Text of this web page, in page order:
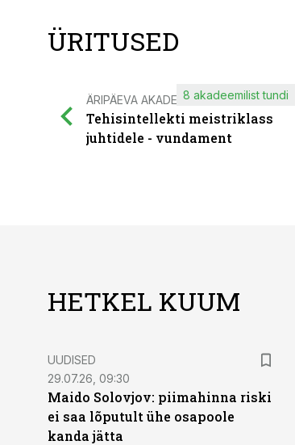
ÜRITUSED
ÄRIPÄEVA AKADEEMIA
Tehisintellekti meistriklass
juhtidele - vundament
8 akadeemilist tundi
HETKEL KUUM
UUDISED
29.07.26, 09:30
Maido Solovjov: piimahinna riski
ei saa lõputult ühe osapoole
kanda jätta